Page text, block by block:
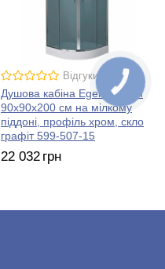
Відгуки: 0
Душова кабіна Eger Balaton
90х90х200 см на мілкому
піддоні, профіль хром, скло
графіт 599-507-15
22 032 грн
КНОПКА
ЗВ'ЯЗКУ